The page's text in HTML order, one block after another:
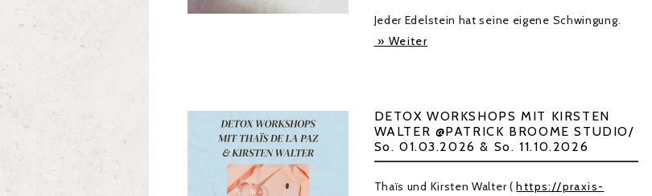
Jeder Edelstein hat seine eigene Schwingung.
» Weiter
DETOX WORKSHOPS MIT KIRSTEN
WALTER @PATRICK BROOME STUDIO/
So. 01.03.2026 & So. 11.10.2026
Thaïs und Kirsten Walter (https://praxis-